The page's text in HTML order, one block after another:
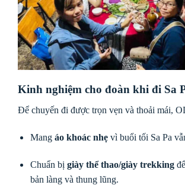
Kinh nghiệm cho đoàn khi đi Sa
Để chuyến đi được trọn vẹn và thoải mái,
Mang áo khoác nhẹvì buổi tối Sa Pa
Chuẩn bị giày thể thao/giày trekking
bản làng và thung lũng.